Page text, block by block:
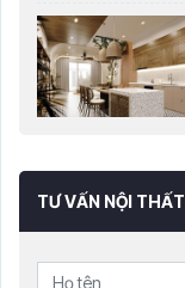
TƯ VẤN NỘI THẤT